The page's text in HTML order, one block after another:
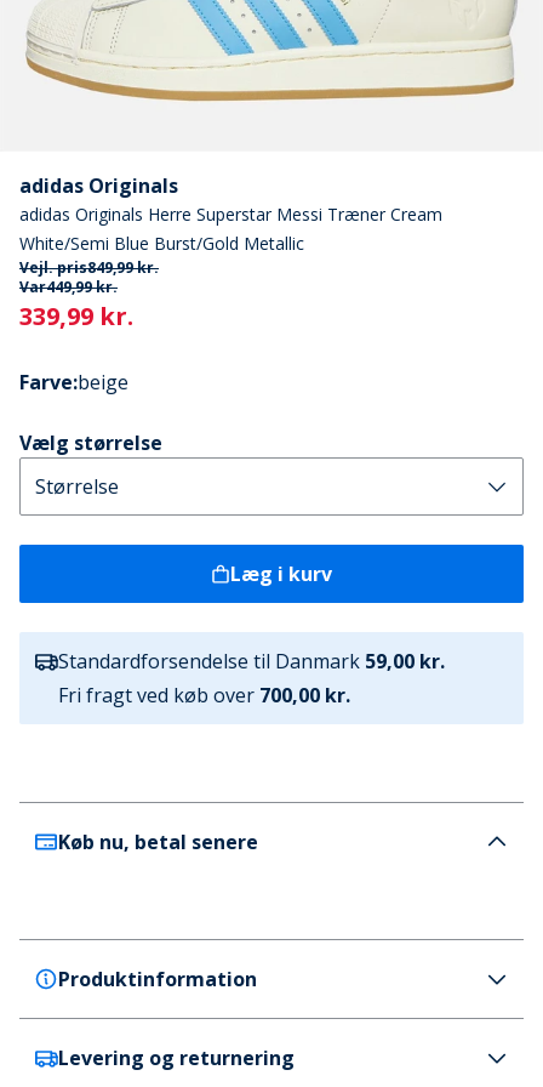
adidas Originals
adidas Originals Herre Superstar Messi Træner Cream
White/Semi Blue Burst/Gold Metallic
Vejl. pris849,99 kr.
Var449,99 kr.
Current
339,99 kr.
Farve:beige
Vælg størrelse
Læg i kurv
Standardforsendelse til Danmark 59,00 kr.
Fri fragt ved køb over 700,00 kr.
Køb nu, betal senere
Produktinformation
adidas Originals
Levering og returnering